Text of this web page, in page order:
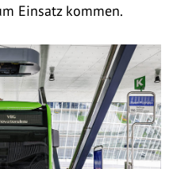
Einsatz kommen.